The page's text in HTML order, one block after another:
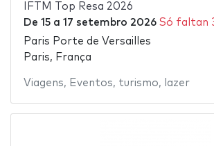
IFTM Top Resa 2026
De 15a 17 setembro 2026 Só faltan
Paris Porte de Versailles
Paris, França
Viagens, Eventos, turismo, lazer